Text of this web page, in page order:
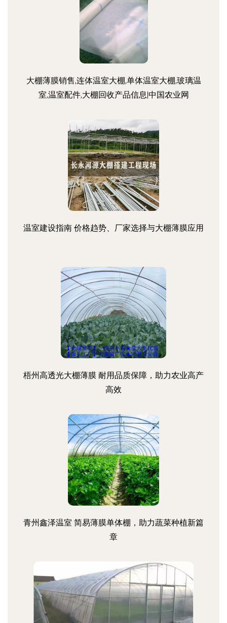
大棚薄膜销售,连体温室大棚,单体温室大棚,玻璃温
室,温室配件,大棚回收产品信息|中国农业网
温室建设指南 价格趋势、厂家选择与大棚薄膜应用
梧州高透光大棚薄膜 耐用品质保障，助力农业高产
高效
青州鑫泽温室 简易薄膜单体棚，助力蔬菜种植新篇
章